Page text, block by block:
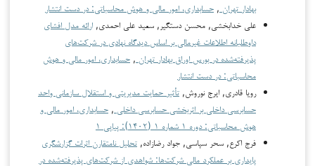
بهادار تهران , حسابداری، امور مالی و هوش محاسباتی: در دست انتشار
علی خدابخشی, محسن دستگیر, سعید علی احمدی, ارائه مدل افشای
داوطلبانه اطلاعات غیرمالی بر اساس دیدگاه نهادی در شرکت‌های
پذیرفته‌شده در بورس اوراق بهادار تهران , حسابداری، امور مالی و هوش
محاسباتی: در دست انتشار
رویا قادری, ایرج نوروش, تأثیر حمایت مدیریتی و استقلال سازمانی واحد
حسابرسی داخلی بر اثربخشی حسابرسی داخلی , حسابداری، امور مالی و
هوش محاسباتی: دوره ۱ شماره ۱ (۱۴۰۲): پیاپی ۱
فرج اکرع, سحر سپاسی, جواد رضازاده, تحلیل نامتقارن اثرات گزارشگری
پایداری بر عملکرد مالی شرکت‌ها: شواهدی از شرکت‌های پذیرفته‌شده در